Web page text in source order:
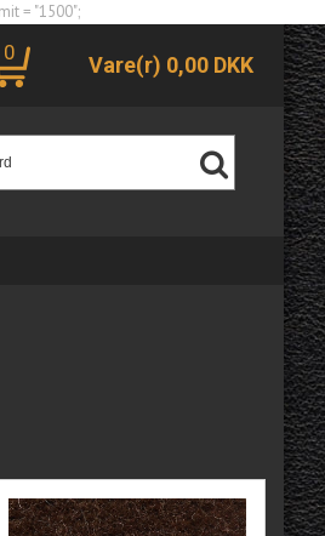
= "1500";
Vare(r) 0,00 DKK
0